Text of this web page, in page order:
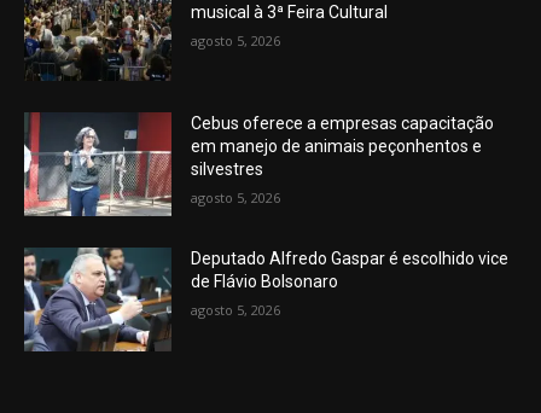
musical à 3ª Feira Cultural
agosto 5, 2026
Cebus oferece a empresas capacitação
em manejo de animais peçonhentos e
silvestres
agosto 5, 2026
Deputado Alfredo Gaspar é escolhido vice
de Flávio Bolsonaro
agosto 5, 2026